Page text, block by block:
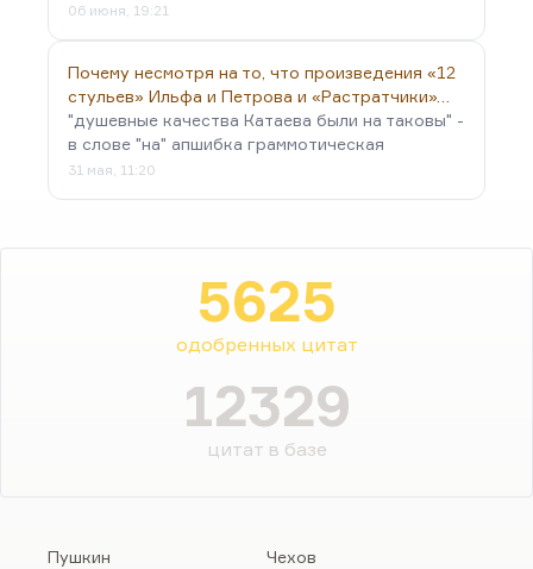
06 июня, 19:21
Почему несмотря на то, что произведения «12
стульев» Ильфа и Петрова и «Растратчики»…
"душевные качества Катаева были на таковы" -
в слове "на" апшибка граммотическая
31 мая, 11:20
5625
одобренных цитат
12329
цитат в базе
Пушкин
Чехов